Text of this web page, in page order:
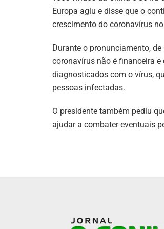
Europa agiu e disse que o
crescimento do coronavírus
Durante o pronunciamento,
coronavírus não é financeira
diagnosticados com o vírus,
pessoas infectadas.
O presidente também pediu
ajudar a combater eventuais